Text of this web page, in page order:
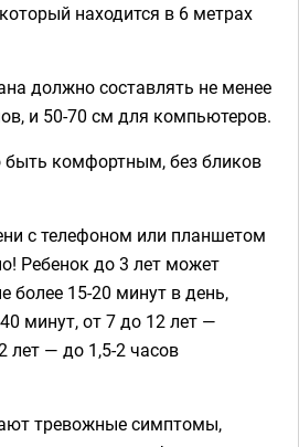
находится в 6 метрах
должно составлять не менее
и 50-70 см для компьютеров.
комфортным, без бликов
с телефоном или планшетом
Ребенок до 3 лет может
более 15-20 минут в день,
минут, от 7 до 12 лет —
лет — до 1,5-2 часов
тревожные симптомы,